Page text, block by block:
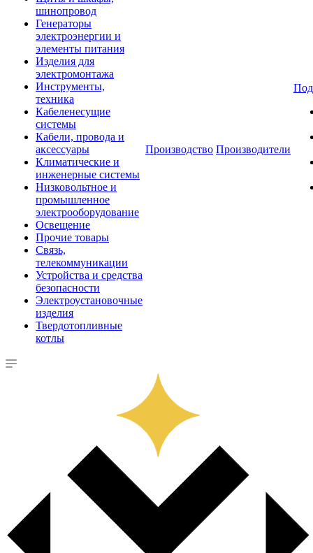
шинопровод
Генераторы
электроэнергии и
элементы питания
Изделия для
электромонтажа
Инструменты,
техника
Кабеленесущие
системы
Кабели, провода и
аксессуары
Климатические и
инженерные системы
Низковольтное и
промышленное
электрооборудование
Освещение
Прочие товары
Связь,
телекоммуникации
Устройства и средства
безопасности
Электроустановочные
изделия
Твердотопливные
котлы
Производство Производители